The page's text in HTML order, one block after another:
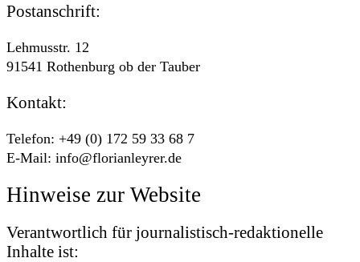
Postanschrift:
Lehmusstr. 12
91541 Rothenburg ob der Tauber
Kontakt:
Telefon: +49 (0) 172 59 33 68 7
E-Mail: info@florianleyrer.de
Hinweise zur Website
Verantwortlich für journalistisch-redaktionelle
Inhalte ist: